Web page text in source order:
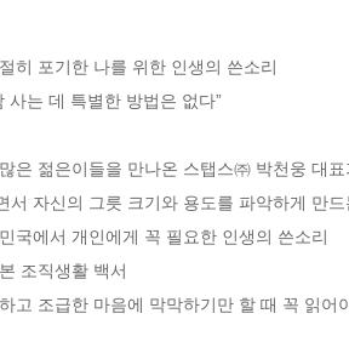
히 포기한 나를 위한 인생의 쓴소리
는 데 특별한 방법은 없다”
은 젊은이들을 만나온 스탭스㈜ 박천웅 대
서 자신의 그릇 크기와 용도를 파악하게 만
국에서 개인에게 꼭 필요한 인생의 쓴소리
조직생활 백서
고 조급한 마음에 막막하기만 할 때 꼭 읽어